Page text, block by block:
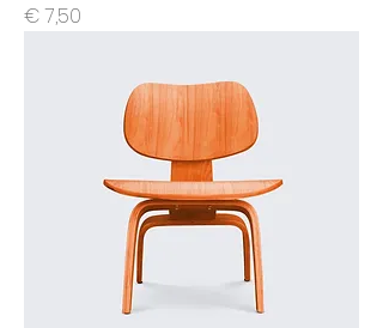
Prijs
€ 7,50